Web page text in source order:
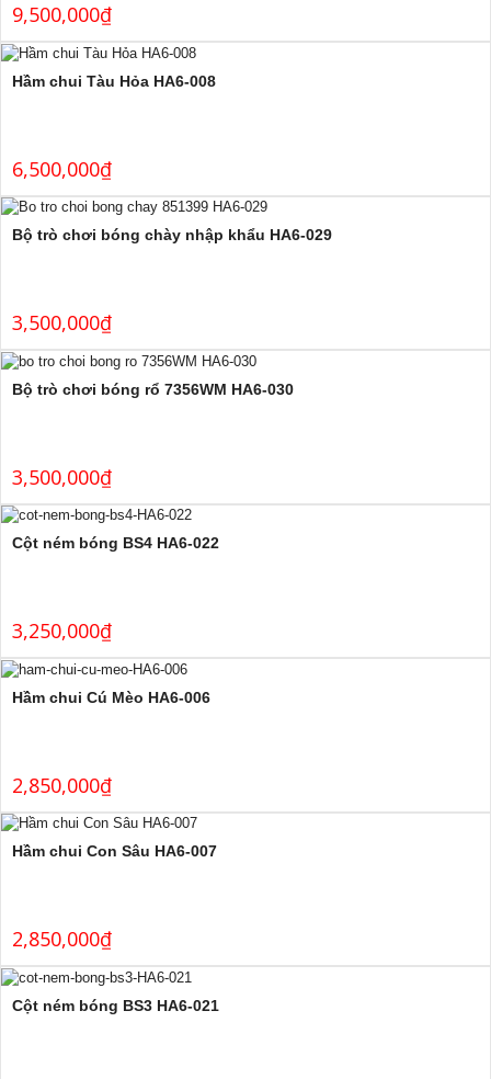
9,500,000₫
Hầm chui Tàu Hỏa HA6-008
6,500,000₫
Bộ trò chơi bóng chày nhập khẩu HA6-029
3,500,000₫
Bộ trò chơi bóng rổ 7356WM HA6-030
3,500,000₫
Cột ném bóng BS4 HA6-022
3,250,000₫
Hầm chui Cú Mèo HA6-006
2,850,000₫
Hầm chui Con Sâu HA6-007
2,850,000₫
Cột ném bóng BS3 HA6-021